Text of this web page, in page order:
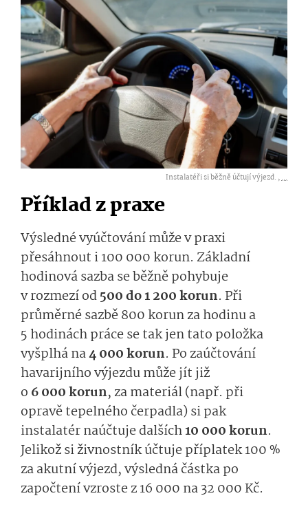
Instalatéři si běžně účtují výjezd. ,...
Příklad z praxe
Výsledné vyúčtování může v praxi
přesáhnout i 100 000 korun. Základní
hodinová sazba se běžně pohybuje
v rozmezí od500 do 1 200 korun. Při
průměrné sazbě 800 korun za hodinu a
5 hodinách práce se tak jen tato položka
vyšplhá na4 000 korun. Po zaúčtování
havarijního výjezdu může jít již
o 6 000 korun, za materiál (např. při
opravě tepelného čerpadla) si pak
instalatér naúčtuje dalších10 000 korun.
Jelikož si živnostník účtuje příplatek 100 %
za akutní výjezd, výsledná částka po
započtení vzroste z 16 000 na 32 000 Kč.